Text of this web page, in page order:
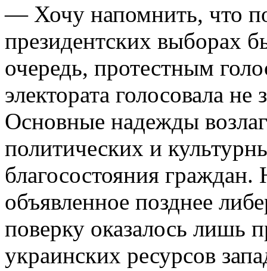
— Хочу напомнить, что
президентских выборах
очередь, протестным
электората голосовала
Основные надежды
политических и
благосостояния граждан.
объявленное позднее
поверку оказалось лишь
украинских ресурсов